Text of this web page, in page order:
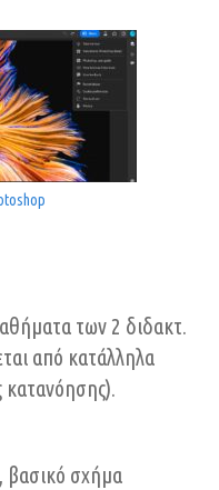
των 2 διδακτ.
από κατάλληλα
κατανόησης).
βασικό σχήμα